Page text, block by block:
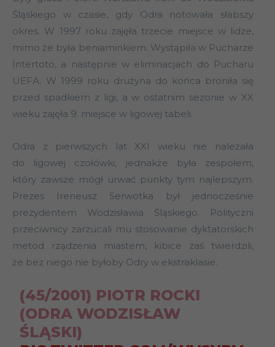
Śląskiego w czasie, gdy Odra notowała słabszy
okres. W 1997 roku zajęła trzecie miejsce w lidze,
mimo że była beniaminkiem. Wystąpiła w Pucharze
Intertoto, a następnie w eliminacjach do Pucharu
UEFA. W 1999 roku drużyna do końca broniła się
przed spadkiem z ligi, a w ostatnim sezonie w XX
wieku zajęła 9. miejsce w ligowej tabeli.
Odra z pierwszych lat XXI wieku nie należała
do ligowej czołówki, jednakże była zespołem,
który zawsze mógł urwać punkty tym najlepszym.
Prezes Ireneusz Serwotka był jednocześnie
prezydentem Wodzisławia Śląskiego. Polityczni
przeciwnicy zarzucali mu stosowanie dyktatorskich
metod rządzenia miastem, kibice zaś twierdzili,
że bez niego nie byłoby Odry w ekstraklasie.
(45/2001) PIOTR ROCKI
(ODRA WODZISŁAW
ŚLĄSKI)